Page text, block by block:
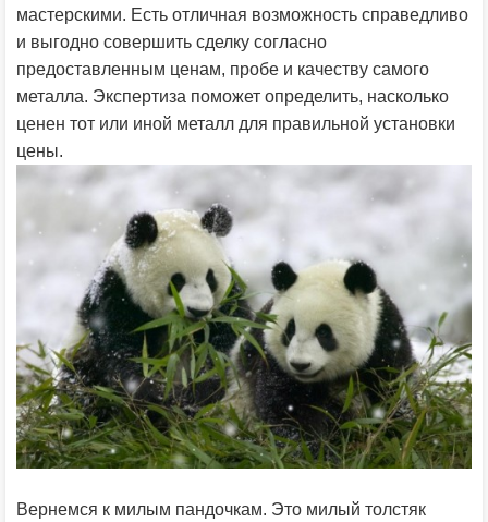
мастерскими. Есть отличная возможность справедливо
и выгодно совершить сделку согласно
предоставленным ценам, пробе и качеству самого
металла. Экспертиза поможет определить, насколько
ценен тот или иной металл для правильной установки
цены.
Вернемся к милым пандочкам. Это милый толстяк